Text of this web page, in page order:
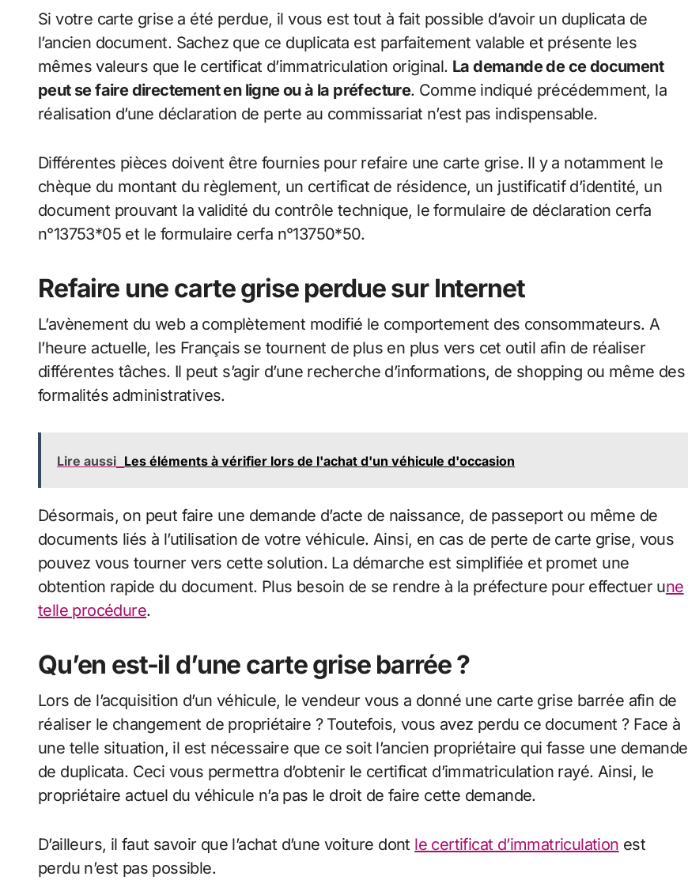
Si votre carte grise a été perdue, il vous est tout à fait possible d’avoir un duplicata de
l’ancien document. Sachez que ce duplicata est parfaitement valable et présente les
mêmes valeurs que le certificat d’immatriculation original. La demande de ce document
peut se faire directement en ligne ou à la préfecture. Comme indiqué précédemment, la
réalisation d’une déclaration de perte au commissariat n’est pas indispensable.
Différentes pièces doivent être fournies pour refaire une carte grise. Il y a notamment le
chèque du montant du règlement, un certificat de résidence, un justificatif d’identité, un
document prouvant la validité du contrôle technique, le formulaire de déclaration cerfa
n°13753*05 et le formulaire cerfa n°13750*50.
Refaire une carte grise perdue sur Internet
L’avènement du web a complètement modifié le comportement des consommateurs. A
l’heure actuelle, les Français se tournent de plus en plus vers cet outil afin de réaliser
différentes tâches. Il peut s’agir d’une recherche d’informations, de shopping ou même des
formalités administratives.
Lire aussi Les éléments à vérifier lors de l'achat d'un véhicule d'occasion
Désormais, on peut faire une demande d’acte de naissance, de passeport ou même de
documents liés à l’utilisation de votre véhicule. Ainsi, en cas de perte de carte grise, vous
pouvez vous tourner vers cette solution. La démarche est simplifiée et promet une
obtention rapide du document. Plus besoin de se rendre à la préfecture pour effectuer une
telle procédure.
Qu’en est-il d’une carte grise barrée ?
Lors de l’acquisition d’un véhicule, le vendeur vous a donné une carte grise barrée afin de
réaliser le changement de propriétaire ? Toutefois, vous avez perdu ce document ? Face à
une telle situation, il est nécessaire que ce soit l’ancien propriétaire qui fasse une demande
de duplicata. Ceci vous permettra d’obtenir le certificat d’immatriculation rayé. Ainsi, le
propriétaire actuel du véhicule n’a pas le droit de faire cette demande.
D’ailleurs, il faut savoir que l’achat d’une voiture dont le certificat d’immatriculation est
perdu n’est pas possible.